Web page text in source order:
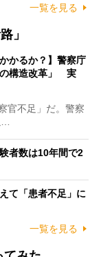
一覧を見る
」
かるか？】警察庁
の構造改革」 実
官不足」だ。警察
…
者数は10年間で2
て「患者不足」に
一覧を見る